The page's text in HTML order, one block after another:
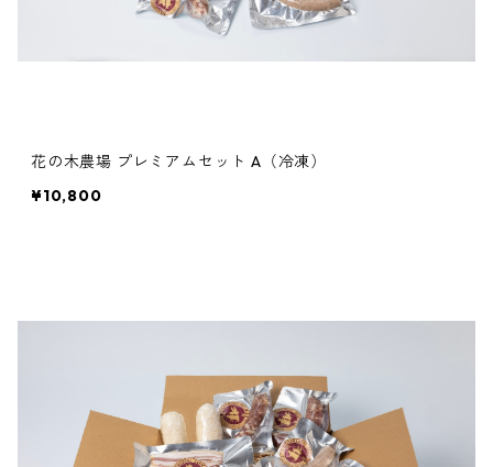
花の木農場 プレミアムセット A（冷凍）
¥10,800